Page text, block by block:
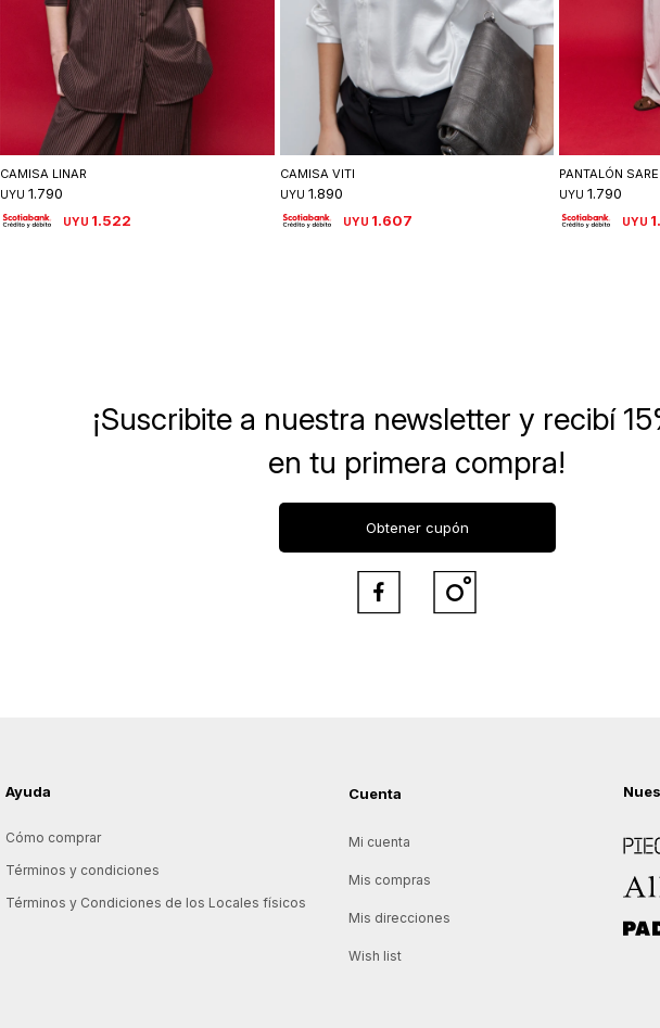
Seleccionar talle
CAMISA LINAR
UYU 1.790
UYU 1.522
Seleccionar talle
CAMISA VITI
UYU 1.890
UYU 1.607
PANTALÓN
UYU 1.790
UYU
Ayuda
Cómo comprar
Términos y condiciones
Términos y Condiciones de los Locales físicos
Cuenta
Mi cuenta
Mis compras
Mis direcciones
Wish list
Allie
¡Suscribite a nuestra newsletter y recibí
en tu primera compra!
Obtener cupón
 